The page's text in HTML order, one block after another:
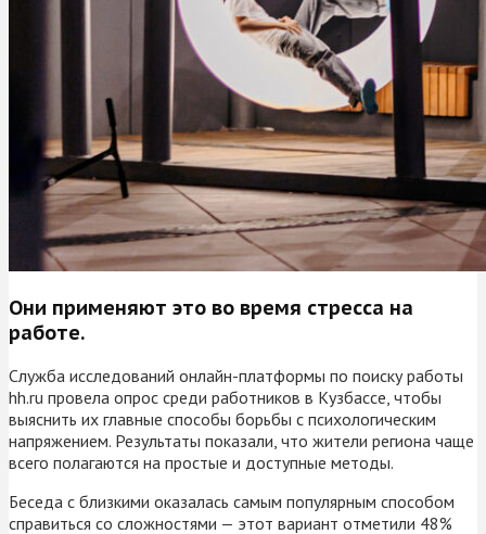
Они применяют это во время стресса на
работе.
Служба исследований онлайн-платформы по поиску работы
hh.ru провела опрос среди работников в Кузбассе, чтобы
выяснить их главные способы борьбы с психологическим
напряжением. Результаты показали, что жители региона чаще
всего полагаются на простые и доступные методы.
Беседа с близкими оказалась самым популярным способом
справиться со сложностями — этот вариант отметили 48%